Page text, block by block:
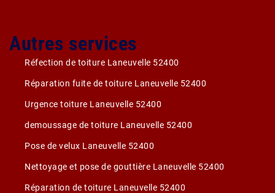
Autres services
Réfection de toiture Laneuvelle 52400
Réparation fuite de toiture Laneuvelle 52400
Urgence toiture Laneuvelle 52400
demoussage de toiture Laneuvelle 52400
Pose de velux Laneuvelle 52400
Nettoyage et pose de gouttière Laneuvelle 52400
Réparation de toiture Laneuvelle 52400